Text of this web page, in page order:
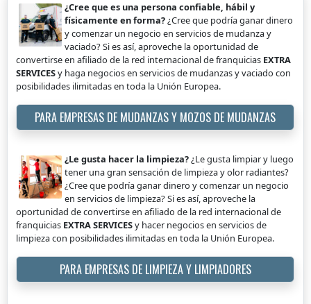
¿Cree que es una persona confiable, hábil y
físicamente en forma?¿Cree que podría ganar dinero
y comenzar un negocio en servicios de mudanza y
vaciado? Si es así, aproveche la oportunidad de
convertirse en afiliado de la red internacional de franquicias EXTRA
SERVICESy haga negocios en servicios de mudanzas y vaciado con
posibilidades ilimitadas en toda la Unión Europea.
PARA EMPRESAS DE MUDANZAS Y MOZOS DE MUDANZAS
¿Le gusta hacer la limpieza?¿Le gusta limpiar y luego
tener una gran sensación de limpieza y olor radiantes?
¿Cree que podría ganar dinero y comenzar un negocio
en servicios de limpieza? Si es así, aproveche la
oportunidad de convertirse en afiliado de la red internacional de
franquicias EXTRA SERVICESy hacer negocios en servicios de
limpieza con posibilidades ilimitadas en toda la Unión Europea.
PARA EMPRESAS DE LIMPIEZA Y LIMPIADORES